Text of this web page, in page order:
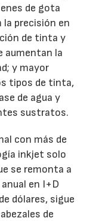
de gota
la precisión en
de tinta y
aumentan la
y mayor
tipos de tinta,
de agua y
sustratos.
con más de
inkjet solo
se remonta a
en I+D
dólares, sigue
de